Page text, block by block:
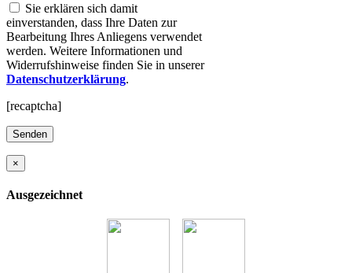
Sie erklären sich damit
einverstanden, dass Ihre Daten zur
Bearbeitung Ihres Anliegens verwendet
werden. Weitere Informationen und
Widerrufshinweise finden Sie in unserer
Datenschutzerklärung.
[recaptcha]
×
Ausgezeichnet